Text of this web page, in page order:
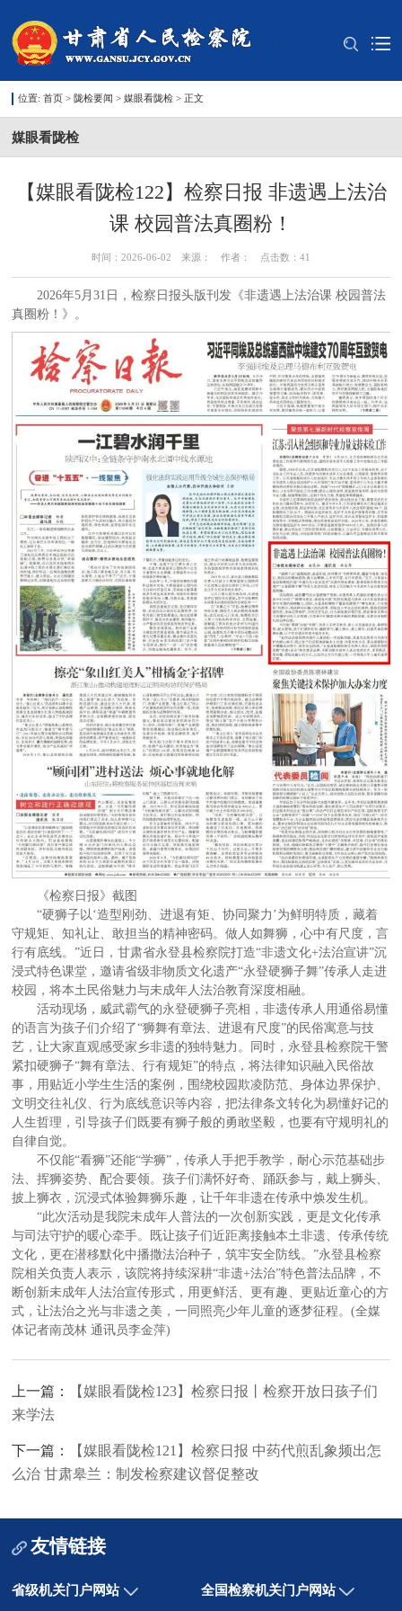
位置: 首页> 陇检要闻 > 媒眼看陇检> 正文
媒眼看陇检
【媒眼看陇检122】检察日报 非遗遇上法治
课 校园普法真圈粉！
时间：2026-06-02 来源： 作者： 点击数： 41
2026年5月31日，检察日报头版刊发《非遗遇上法治课 校园普法
真圈粉！》。
《检察日报》截图
“硬狮子以‘造型刚劲、进退有矩、协同聚力’为鲜明特质，藏着
守规矩、知礼让、敢担当的精神密码。做人如舞狮，心中有尺度，言
行有底线。”近日，甘肃省永登县检察院打造“非遗文化+法治宣讲”沉
浸式特色课堂，邀请省级非物质文化遗产“永登硬狮子舞”传承人走进
校园，将本土民俗魅力与未成年人法治教育深度相融。
活动现场，威武霸气的永登硬狮子亮相，非遗传承人用通俗易懂
的语言为孩子们介绍了“狮舞有章法、进退有尺度”的民俗寓意与技
艺，让大家直观感受家乡非遗的独特魅力。同时，永登县检察院干警
紧扣硬狮子“舞有章法、行有规矩”的特点，将法律知识融入民俗故
事，用贴近小学生生活的案例，围绕校园欺凌防范、身体边界保护、
文明交往礼仪、行为底线意识等内容，把法律条文转化为易懂好记的
人生哲理，引导孩子们既要有狮子般的勇敢坚毅，也要有守规明礼的
自律自觉。
不仅能“看狮”还能“学狮”，传承人手把手教学，耐心示范基础步
法、挥狮姿势、配合要领。孩子们满怀好奇、踊跃参与，戴上狮头、
披上狮衣，沉浸式体验舞狮乐趣，让千年非遗在传承中焕发生机。
“此次活动是我院未成年人普法的一次创新实践，更是文化传承
与司法守护的暖心牵手。既让孩子们近距离接触本土非遗、传承传统
文化，更在潜移默化中播撒法治种子，筑牢安全防线。”永登县检察
院相关负责人表示，该院将持续深耕“非遗+法治”特色普法品牌，不
断创新未成年人法治宣传形式，用更鲜活、更有趣、更贴近童心的方
式，让法治之光与非遗之美，一同照亮少年儿童的逐梦征程。(全媒
体记者南茂林 通讯员李金萍)
上一篇：
【媒眼看陇检123】检察日报丨检察开放日孩子们
来学法
下一篇：
【媒眼看陇检121】检察日报 中药代煎乱象频出怎
么治 甘肃皋兰：制发检察建议督促整改
友情链接
省级机关门户网站 全国检察机关门户网站